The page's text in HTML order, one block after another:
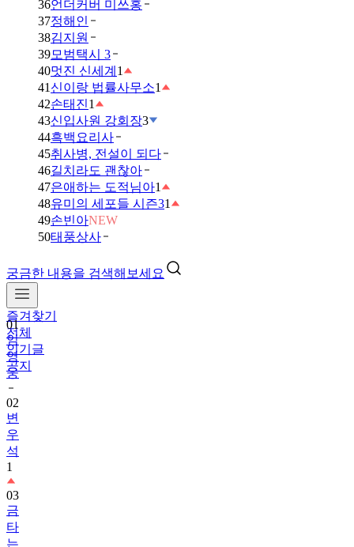
36언더커버 미쓰홍
37정해인
38김지원
39모범택시 3
40멋진 신세계 1
41 신이랑 법률사무소1
42손태진1
43신입사원 강회장3
44흑백요리사
45취사병, 전설이 되다
46길치라도 괜찮아
47은애하는 도적님아1
48유미의 세포들 시즌31
49손빈아NEW
50태풍상사
궁금한 내용을 검색해보세요
즐겨찾기
전체
인기글
공지
01
임
영
웅
02
변
우
석
1
03
금
타
는